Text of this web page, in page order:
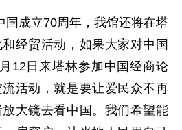
成立70周年，我馆还将在塔
经贸活动，如果大家对中国
12日来塔林参加中国经商论
活动，就是要让爱民众不再
大镜去看中国。我们希望能